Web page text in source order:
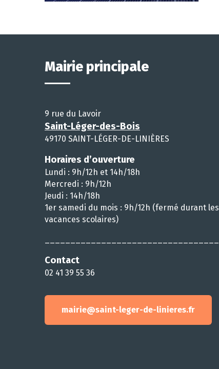
Mairie principale
9 rue du Lavoir
Saint-Léger-des-Bois
49170 SAINT-LÉGER-DE-LINIÈRES
Horaires d’ouverture
Lundi : 9h/12h et 14h/18h
Mercredi : 9h/12h
Jeudi : 14h/18h
1er samedi du mois : 9h/12h (fermé durant les
vacances scolaires)
Contact
02 41 39 55 36
mairie@saint-leger-de-linieres.fr